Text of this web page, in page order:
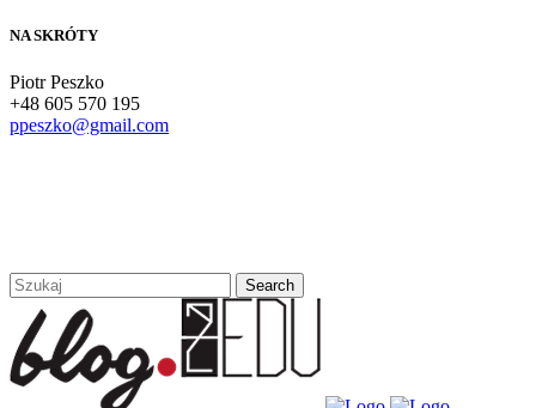
NA SKRÓTY
Piotr Peszko
+48 605 570 195
ppeszko@gmail.com